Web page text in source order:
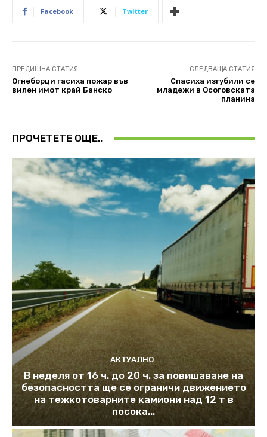
Facebook Twitter
ПРЕДИШНА СТАТИЯ
Огнеборци гасиха пожар във
вилен имот край Банско
СЛЕДВАЩА СТАТИЯ
Спасиха изгубили се
младежи в Осоговската
планина
ПРОЧЕТЕТЕ ОЩЕ..
АКТУАЛНО
В неделя от 16 ч. до 20 ч. за повишаване на
безопасността ще се ограничи движението
на тежкотоварните камиони над 12 т в
посока...